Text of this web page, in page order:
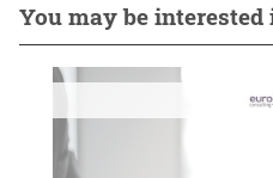
You may be interested